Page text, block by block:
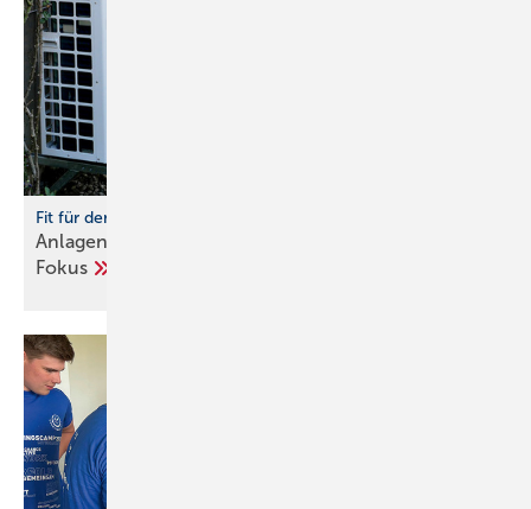
Fit für den Einbau von Wärmepumpen
Anlagenhydraulik und Trinkwassererwärmung im
Fokus